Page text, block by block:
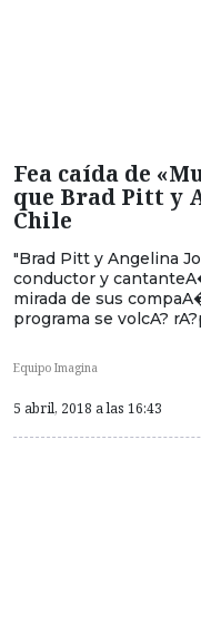
Fea caída de
que Brad Pitt y
Chile
"Brad Pitt y Angelina
conductor y
mirada de sus
programa se volcA?
Equipo Imagina
5 abril, 2018 a las 16:43